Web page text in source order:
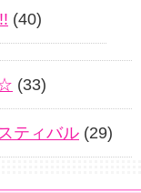
(40)
(33)
ティバル (29)